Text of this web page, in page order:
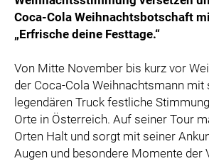
Coca-Cola Weihnachtsbotschaft
„Erfrische deine Festtage.“
Von Mitte November bis kurz vor
der Coca-Cola Weihnachtsmann mit
legendären Truck festliche
Orte in Österreich. Auf seiner Tour
Orten Halt und sorgt mit seiner
Augen und besondere Momente der